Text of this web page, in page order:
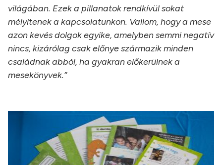
világában. Ezek a pillanatok rendkívül sokat
mélyítenek a kapcsolatunkon. Vallom, hogy a mese
azon kevés dolgok egyike, amelyben semmi negatív
nincs, kizárólag csak előnye származik minden
családnak abból, ha gyakran előkerülnek a
mesekönyvek.”